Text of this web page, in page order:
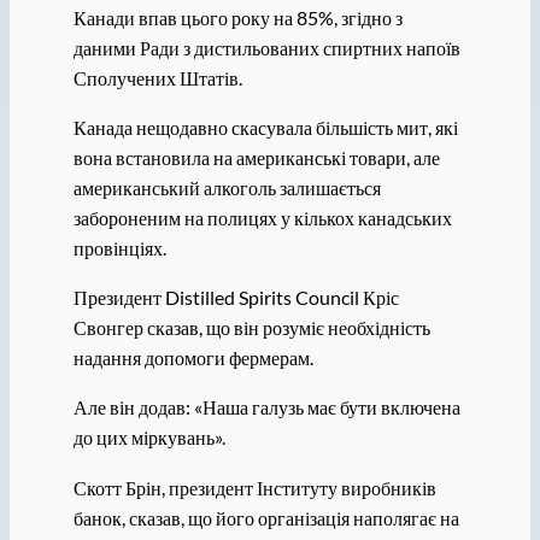
Канади впав цього року на 85%, згідно з
даними Ради з дистильованих спиртних напоїв
Сполучених Штатів.
Канада нещодавно скасувала більшість мит, які
вона встановила на американські товари, але
американський алкоголь залишається
забороненим на полицях у кількох канадських
провінціях.
Президент Distilled Spirits Council Кріс
Свонгер сказав, що він розуміє необхідність
надання допомоги фермерам.
Але він додав: «Наша галузь має бути включена
до цих міркувань».
Скотт Брін, президент Інституту виробників
банок, сказав, що його організація наполягає на